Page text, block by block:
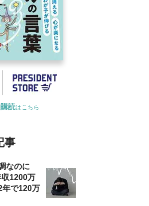
読はこちら
事
なのに
1200万
年で120万